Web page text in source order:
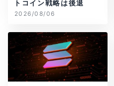
トコイン戦略は後退
2026/08/06